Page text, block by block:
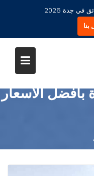
عصرية جديدة بجدة
الأسعار